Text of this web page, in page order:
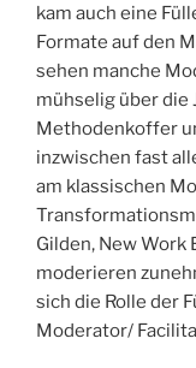
kam auch eine
Formate auf den
sehen manche
mühselig über die
Methodenkoffer
inzwischen fast
am klassischen
Gilden, New Work
moderieren
sich die Rolle der
Moderator/